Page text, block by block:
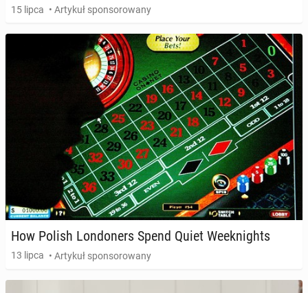
15 lipca • Artykuł sponsorowany
How Polish Lon­do­ners Spend Quiet We­ek­ni­ghts
13 lipca • Artykuł sponsorowany